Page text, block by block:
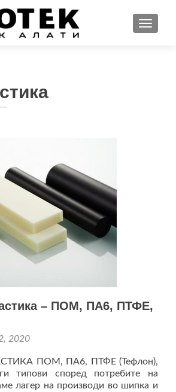
– ПОМ, ПА6, ПТФЕ,
2020
ПОМ, ПА6, ПТФЕ (Тефлон),
типови според потребите на
лагер на производи во шипка и